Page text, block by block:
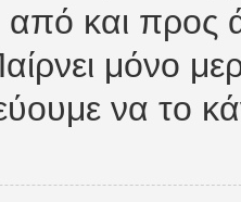
από και προς
μόνο
να το